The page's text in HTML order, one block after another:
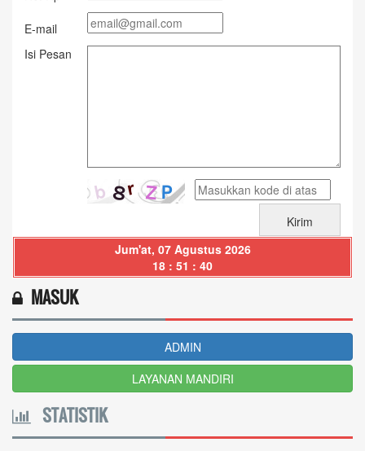
E-mail
Isi Pesan
Jum'at, 07 Agustus 2026
18 : 51 : 40
MASUK
ADMIN
LAYANAN MANDIRI
STATISTIK